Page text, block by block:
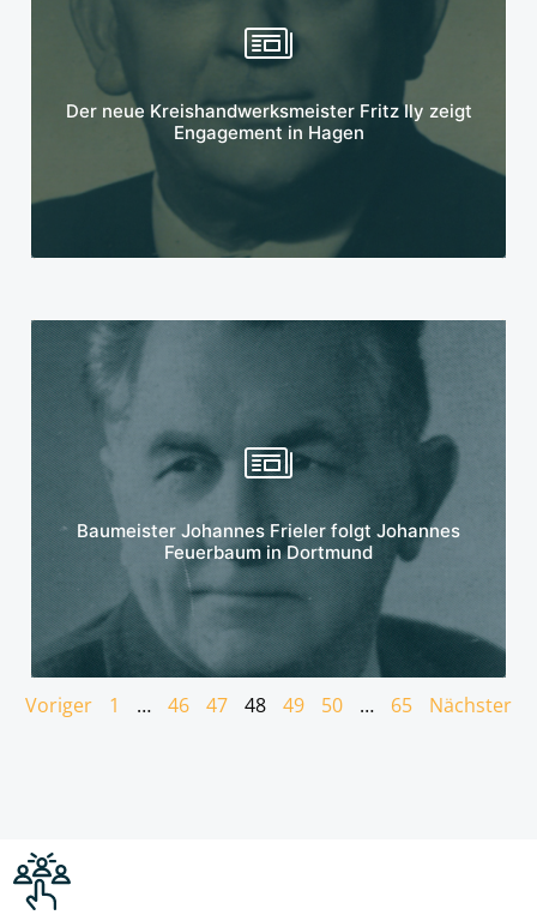
Der neue Kreishandwerksmeister Fritz Ily zeigt
Engagement in Hagen
Baumeister Johannes Frieler folgt Johannes
Feuerbaum in Dortmund
Mehr erfahren
Voriger 1 … 46 47 48 49 50 … 65 Nächster